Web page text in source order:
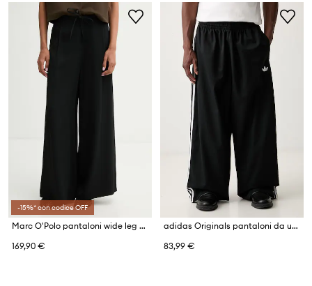
-15%* con codice OFF
Marc O'Polo pantaloni wide leg da donna in viscosa
169,90 €
adidas Originals pantaloni da uomo Adicolor
83,99 €